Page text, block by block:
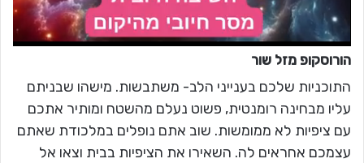
הורוסקופ מזל שור
התוכניות שלכם בענייני הלב- משתבשות. מישהו שבניתם
עליו מבחינה רומנטית, פשוט נעלם מהשטח ומותיר אתכם
עם ציפיות לא ממומשות. שוב אתם נופלים במלכודת שאתם
עצמכם אחראים לה. השאירו את הציפיות בבית וצאו אל